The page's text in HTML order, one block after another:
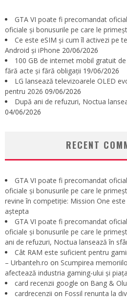
GTA VI poate fi precomandat
oficiale și bonusurile pe care le
Ce este eSIM și cum îl activezi pe
Android și iPhone 20/06/2026
100 GB de internet mobil gratuit
fără acte și fără obligații 19/06/2026
LG lansează televizoarele OLED
pentru 2026 09/06/2026
După ani de refuzuri, Noctua
04/06/2026
RECENT
GTA VI poate fi precomandat
oficiale și bonusurile pe care le
revine în competiție: Mission One
aștepta
GTA VI poate fi precomandat
oficiale și bonusurile pe care le
ani de refuzuri, Noctua lansează în
Cât RAM este suficient pentru
– Urbanteh.ro on Scumpirea
afectează industria gaming-ului și
card recenzii google on Bang &
cardrecenzii on Fossil renunta la